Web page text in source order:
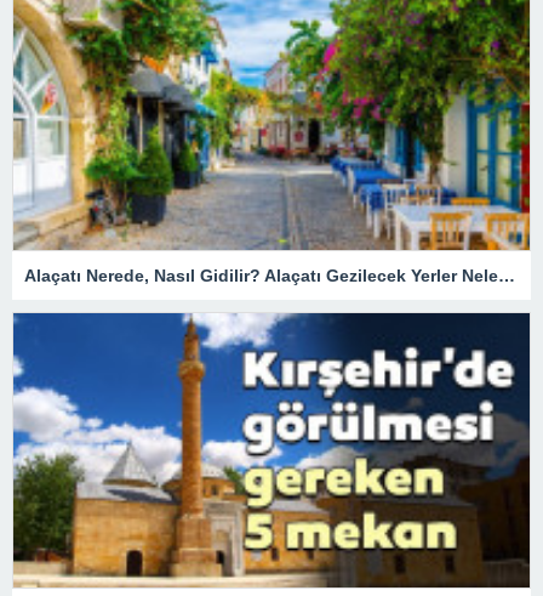
Alaçatı Nerede, Nasıl Gidilir? Alaçatı Gezilecek Yerler Nelerdir?